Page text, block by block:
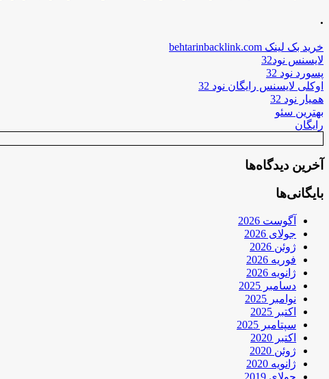
.
خرید بک لینک behtarinbacklink.com
لایسنس نود32
پسورد نود 32
اوکلی لایسنس رایگان نود 32
همیار نود 32
بهترین سئو
رایگان
آخرین دیدگاه‌ها
بایگانی‌ها
آگوست 2026
جولای 2026
ژوئن 2026
فوریه 2026
ژانویه 2026
دسامبر 2025
نوامبر 2025
اکتبر 2025
سپتامبر 2025
اکتبر 2020
ژوئن 2020
ژانویه 2020
جولای 2019